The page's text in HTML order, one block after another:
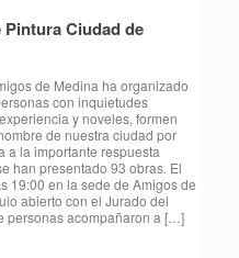
Ciudad de
de Medina ha organizado
con inquietudes
y noveles, formen
de nuestra ciudad por
a la importante respuesta
han presentado 93 obras. El
19:00 en la sede de Amigos de
abierto con el Jurado del
personas acompañaron a […]